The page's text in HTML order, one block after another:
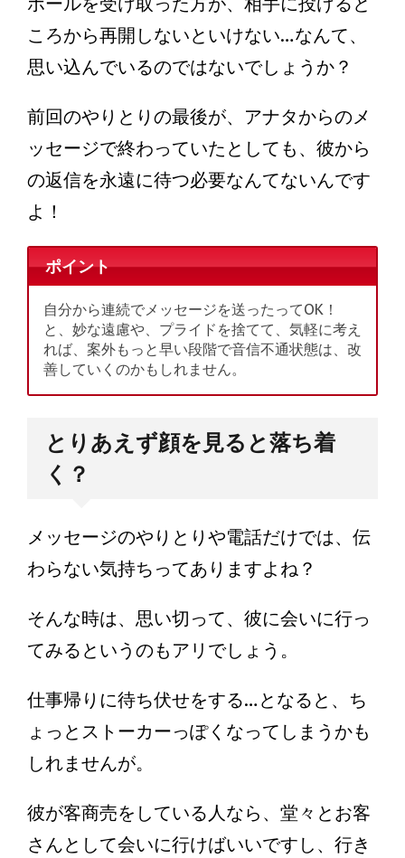
ころから再開しないといけない…なんて、
思い込んでいるのではないでしょうか？
前回のやりとりの最後が、アナタからのメ
ッセージで終わっていたとしても、彼から
の返信を永遠に待つ必要なんてないんです
よ！
ポイント
自分から連続でメッセージを送ったってOK！
と、妙な遠慮や、プライドを捨てて、気軽に考え
れば、案外もっと早い段階で音信不通状態は、改
善していくのかもしれません。
とりあえず顔を見ると落ち着
く？
メッセージのやりとりや電話だけでは、伝
わらない気持ちってありますよね？
そんな時は、思い切って、彼に会いに行っ
てみるというのもアリでしょう。
仕事帰りに待ち伏せをする…となると、ち
ょっとストーカーっぽくなってしまうかも
しれませんが。
彼が客商売をしている人なら、堂々とお客
さんとして会いに行けばいいですし、行き